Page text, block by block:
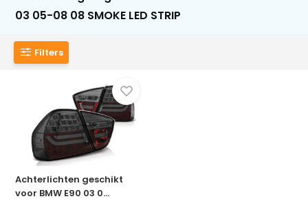
03 05-08 08 SMOKE LED STRIP
Filters
Achterlichten geschikt
voor BMW E90 03 0...